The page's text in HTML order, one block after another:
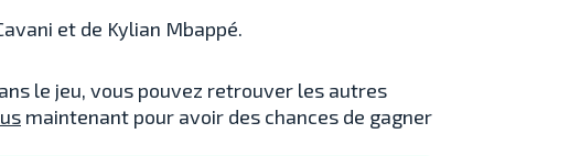
et de Kylian Mbappé.
le jeu, vous pouvez retrouver les autres
maintenant pour avoir des chances de gagner